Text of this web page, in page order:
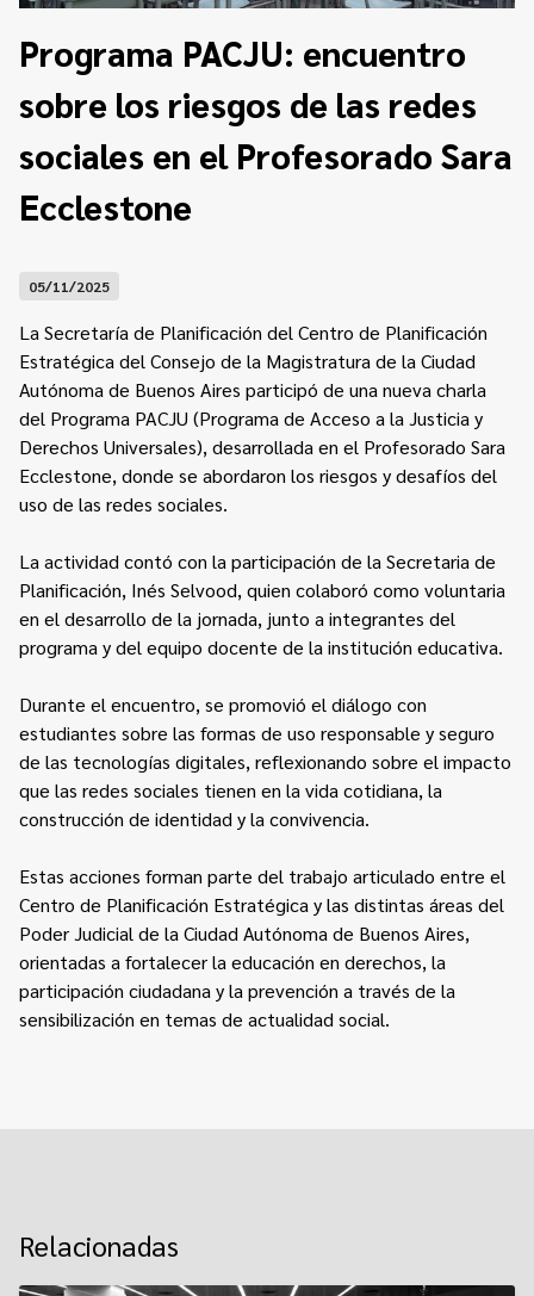
Convenios
Concursos
Acceso a la información Pública
Pedido de Acceso a la Información online
Plan de Gobierno Abierto en la Justicia
Recursos y Acceso a la Justicia
Repositorio de Datos Abiertos
Programa Educación en Derechos Humanos
Cuento con Derechos
Transparencia
Contacto
Programa PACJU: encuentro
sobre los riesgos de las redes
sociales en el Profesorado Sara
Ecclestone
05/11/2025
La Secretaría de Planificación del Centro de Planificación
Estratégica del Consejo de la Magistratura de la Ciudad
Autónoma de Buenos Aires participó de una nueva charla
del Programa PACJU (Programa de Acceso a la Justicia y
Derechos Universales), desarrollada en el Profesorado Sara
Ecclestone, donde se abordaron los riesgos y desafíos del
uso de las redes sociales.
La actividad contó con la participación de la Secretaria de
Planificación, Inés Selvood, quien colaboró como voluntaria
en el desarrollo de la jornada, junto a integrantes del
programa y del equipo docente de la institución educativa.
Durante el encuentro, se promovió el diálogo con
estudiantes sobre las formas de uso responsable y seguro
de las tecnologías digitales, reflexionando sobre el impacto
que las redes sociales tienen en la vida cotidiana, la
construcción de identidad y la convivencia.
Estas acciones forman parte del trabajo articulado entre el
Centro de Planificación Estratégica y las distintas áreas del
Poder Judicial de la Ciudad Autónoma de Buenos Aires,
orientadas a fortalecer la educación en derechos, la
participación ciudadana y la prevención a través de la
sensibilización en temas de actualidad social.
Relacionadas